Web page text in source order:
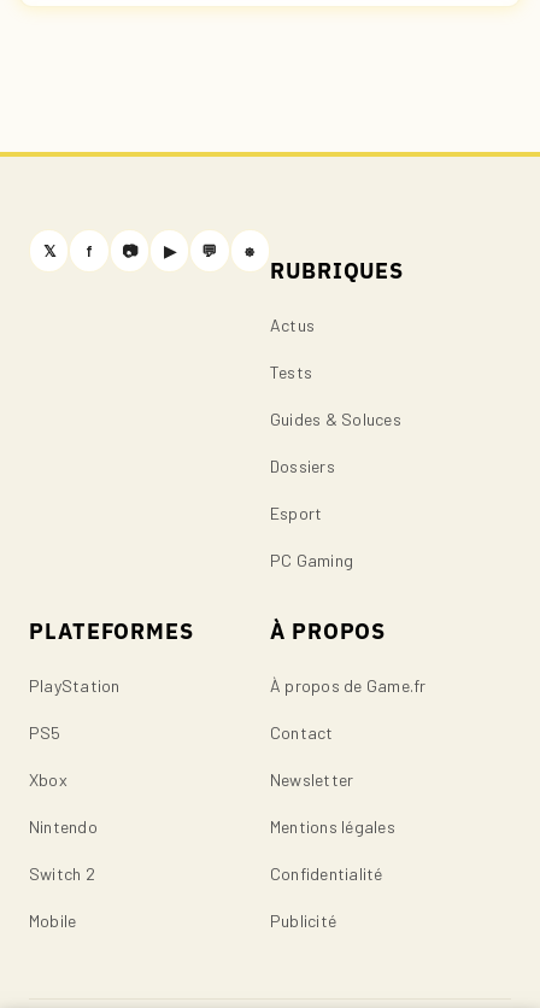
𝕏 f 📷 ▶ 💬 ⎈
RUBRIQUES
Actus
Tests
Guides & Soluces
Dossiers
Esport
PC Gaming
PLATEFORMES
PlayStation
PS5
Xbox
Nintendo
Switch 2
Mobile
À PROPOS
À propos de Game.fr
Contact
Newsletter
Mentions légales
Confidentialité
Publicité